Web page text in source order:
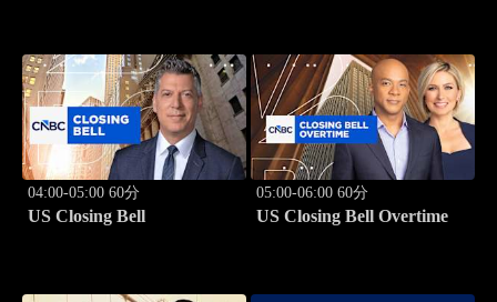
04:00-05:00 60分
US Closing Bell
05:00-06:00 60分
US Closing Bell Overtime